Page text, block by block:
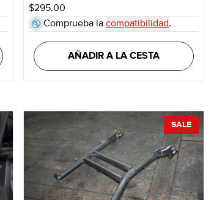
$295.00
Comprueba la compatibilidad.
AÑADIR A LA CESTA
SALE